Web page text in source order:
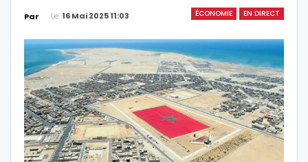
ÉCONOMIE EN DIRECT
Par Le 16 Mai 2025 11:03